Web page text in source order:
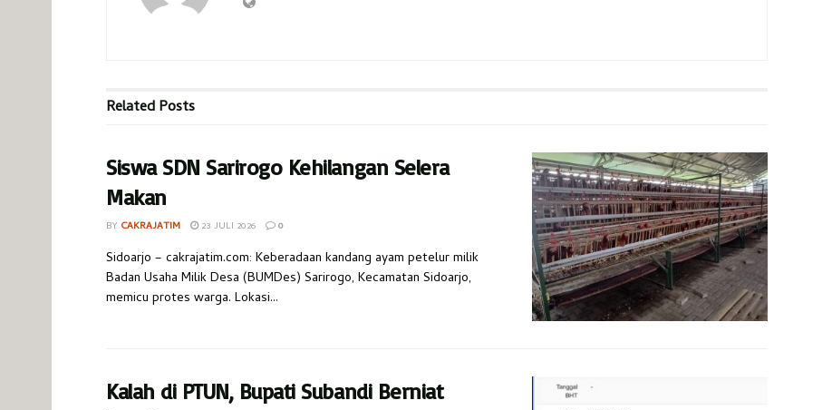
RelatedPosts
Siswa SDN Sarirogo Kehilangan Selera
Makan
BY CAKRAJATIM 23 JULI 2026 0
​Sidoarjo – cakrajatim.com: Keberadaan kandang ayam petelur milik
Badan Usaha Milik Desa (BUMDes) Sarirogo, Kecamatan Sidoarjo,
memicu protes warga. Lokasi...
Kalah di PTUN, Bupati Subandi Berniat